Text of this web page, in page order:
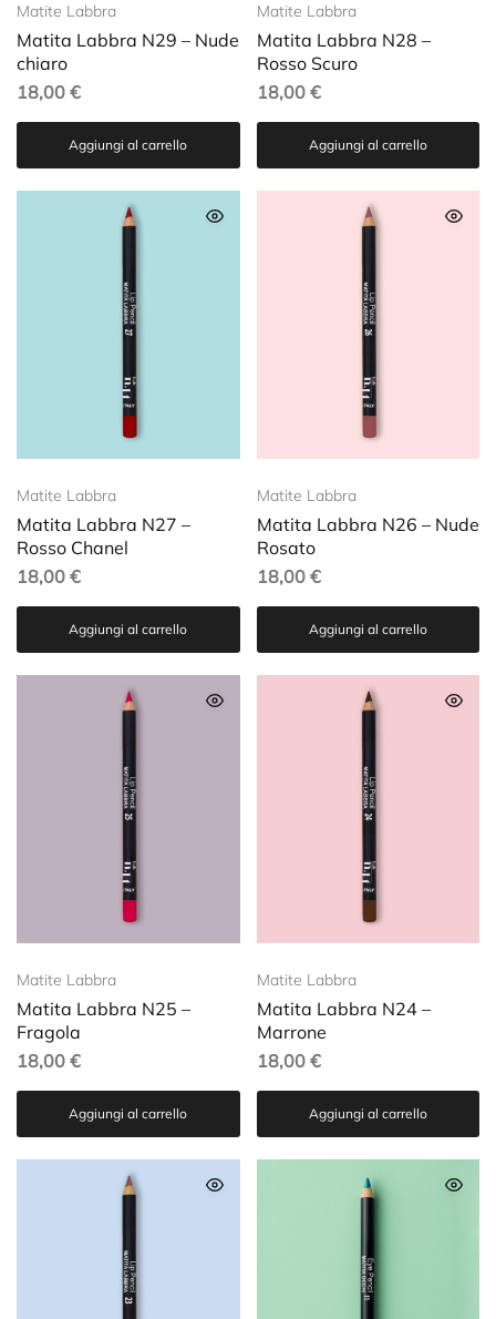
Matite Labbra
Matita Labbra N29 – Nude
chiaro
18,00 €
Aggiungi al carrello
Matite Labbra
Matita Labbra N28 –
Rosso Scuro
18,00 €
Aggiungi al carrello
Matite Labbra
Matita Labbra N27 –
Rosso Chanel
18,00 €
Aggiungi al carrello
Matite Labbra
Matita Labbra N26 – Nude
Rosato
18,00 €
Aggiungi al carrello
Matite Labbra
Matita Labbra N25 –
Fragola
18,00 €
Aggiungi al carrello
Matite Labbra
Matita Labbra N24 –
Marrone
18,00 €
Aggiungi al carrello